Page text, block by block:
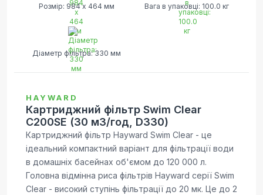
Розмір: 984 х 464 мм Вага в упаковці: 100.0 кг
Діаметр фільтра: 330 мм
HAYWARD
Картриджний фільтр Swim Clear
C200SE (30 м3/год, D330)
Картриджний фільтр Hayward Swim Clear - це
ідеальний компактний варіант для фільтрації води
в домашніх басейнах об'ємом до 120 000 л.
Головна відмінна риса фільтрів Hayward серії Swim
Clear - високий ступінь фільтрації до 20 мк. Це до 2